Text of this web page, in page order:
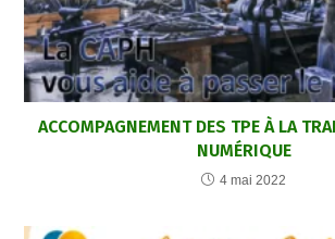
ACCOMPAGNEMENT DES TPE À LA
NUMÉRIQUE
4 mai 2022